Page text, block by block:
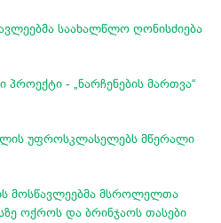
საახალწლო ღონისძიება
- „ნარჩენების მართვა“
უფროსკლასელებს მწერალი
მოსწავლეებმა მსროლელთა
ოქროს და ბრინჯაოს თასები